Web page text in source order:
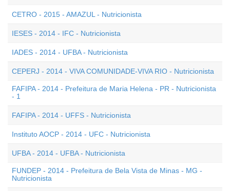
CETRO - 2015 - AMAZUL - Nutricionista
IESES - 2014 - IFC - Nutricionista
IADES - 2014 - UFBA - Nutricionista
CEPERJ - 2014 - VIVA COMUNIDADE-VIVA RIO - Nutricionista
FAFIPA - 2014 - Prefeitura de Maria Helena - PR - Nutricionista
- 1
FAFIPA - 2014 - UFFS - Nutricionista
Instituto AOCP - 2014 - UFC - Nutricionista
UFBA - 2014 - UFBA - Nutricionista
FUNDEP - 2014 - Prefeitura de Bela Vista de Minas - MG -
Nutricionista